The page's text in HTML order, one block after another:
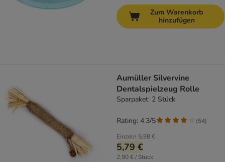
Zum Warenkorb
hinzufügen
Aumüller Silvervine
Dentalspielzeug Rolle
Sparpaket: 2 Stück
Einzeln 5,98 €
5,79 €
2,90 € / Stück
Rating: 4.3/5 (54)